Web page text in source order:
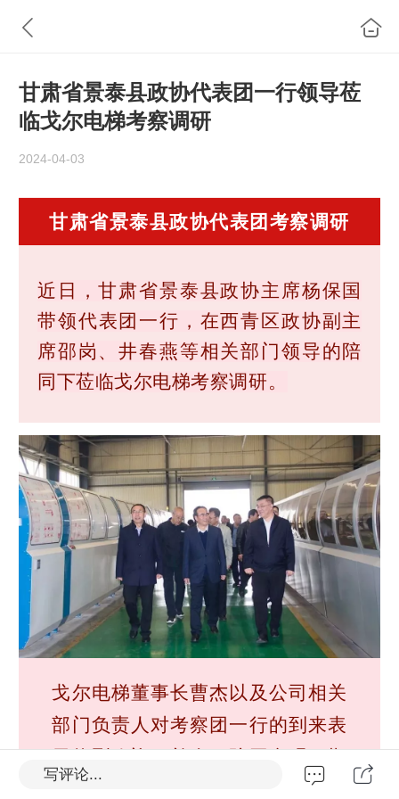
甘肃省景泰县政协代表团一行领导莅
临戈尔电梯考察调研
2024-04-03
甘肃省景泰县政协代表团考察调研
近日，甘肃省景泰县政协主席杨保国
带领代表团一行，在西青区政协副主
席邵岗、井春燕等相关部门领导的陪
同下莅临戈尔电梯考察调研。
戈尔电梯董事长曹杰以及公司相关
部门负责人对考察团一行的到来表
示热烈欢迎，并全程陪同参观，期
间详细
电梯生产流程、戈尔
写评论...